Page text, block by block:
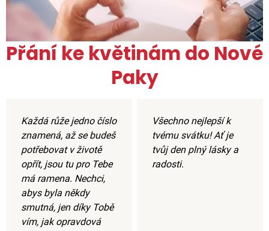
Přání ke květinám do Nové
Paky
Každá růže jedno číslo
znamená, až se budeš
potřebovat v životě
opřít, jsou tu pro Tebe
má ramena. Nechci,
abys byla někdy
smutná, jen díky Tobě
vím, jak opravdová
Všechno nejlepší k
tvému svátku! Ať je
tvůj den plný lásky a
radosti.